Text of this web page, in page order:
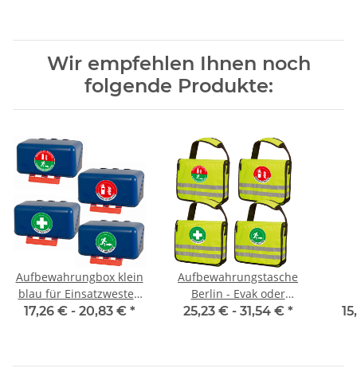
Wir empfehlen Ihnen noch
folgende Produkte:
Aufbewahrungbox klein
blau für Einsatzwesten
Serie Berlin
17,26 € - 20,83 € *
Aufbewahrungstasche
Berlin - Evak oder
Brandschutztasche
25,23 € - 31,54 € *